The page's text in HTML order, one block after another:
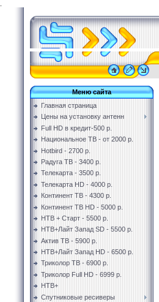
Меню сайта
Главная страница
Цены на установку антенн
Full HD в кредит-500 р.
Национальное ТВ - от 2000 р.
Hotbird - 2700 р.
Радуга ТВ - 3400 р.
Телекарта - 3500 р.
Телекарта HD - 4000 р.
Континент ТВ - 4300 р.
Континент ТВ HD - 5000 р.
НТВ + Старт - 5500 р.
НТВ+Лайт Запад SD - 5500 р.
Актив ТВ - 5900 р.
НТВ+Лайт Запад HD - 6500 р.
Триколор ТВ - 6900 р.
Триколор Full HD - 6999 р.
НТВ+
Спутниковые ресиверы